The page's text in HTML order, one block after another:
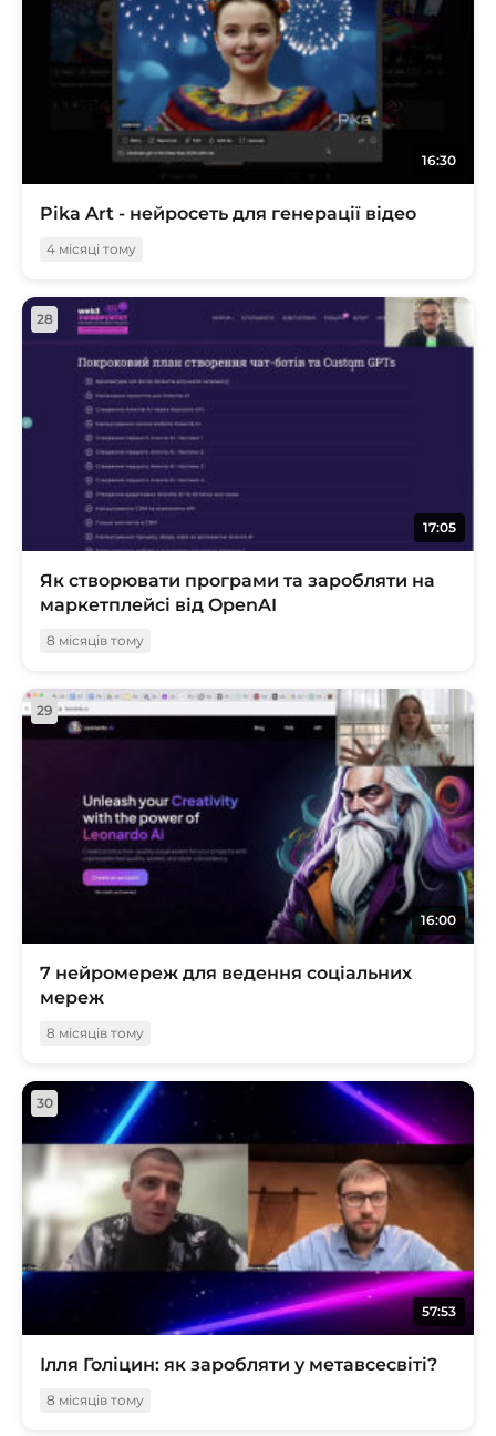
16:30
Pika Art - нейросеть для генерації відео
4 місяці тому
28
17:05
Як створювати програми та заробляти на
маркетплейсі від OpenAI
8 місяців тому
29
16:00
7 нейромереж для ведення соціальних
мереж
8 місяців тому
30
57:53
Ілля Голіцин: як заробляти у метавсесвіті?
8 місяців тому